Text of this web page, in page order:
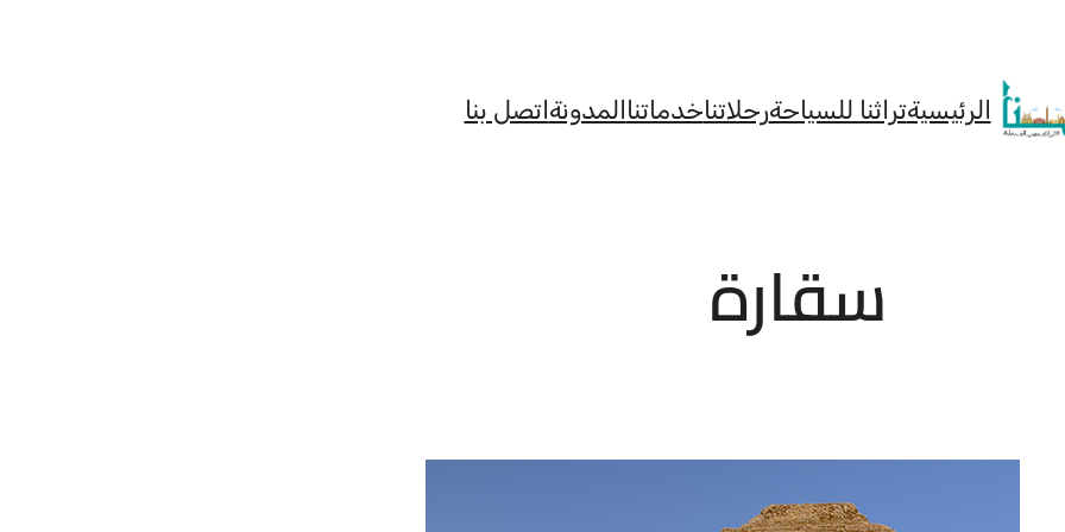
الرئيسيةتراثنا للسياحةرحلاتناخدماتناالمدونةاتصل بنا
سقارة